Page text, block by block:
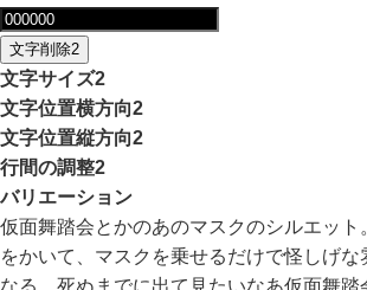
文字削除2
文字サイズ2
文字位置横方向2
文字位置縦方向2
行間の調整2
バリエーション
仮面舞踏会とかのあのマスクのシルエット
をかいて、マスクを乗せるだけで怪しげな
なる。死ぬまでに出て見たいなあ仮面舞